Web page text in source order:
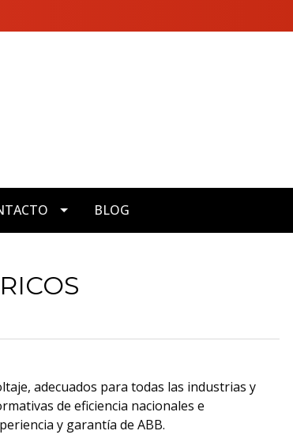
BLOG
adecuados para todas las industrias y
de eficiencia nacionales e
y garantía de ABB.